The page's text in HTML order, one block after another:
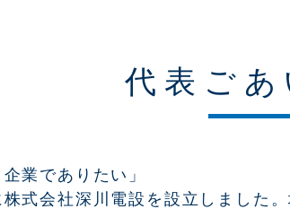
代表ごあ
業でありたい」
式会社深川電設を設立しました。